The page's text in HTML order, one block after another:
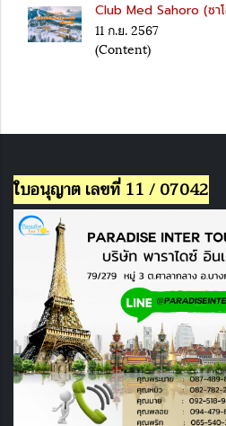
Club Med Sahoro (ซา
11 ก.ย. 2567
(Content)
ใบอนุญาต เลขที่ 11 / 07042